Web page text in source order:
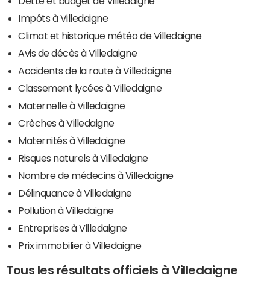
Impôts à Villedaigne
Climat et historique météo de Villedaigne
Avis de décès à Villedaigne
Accidents de la route à Villedaigne
Classement lycées à Villedaigne
Maternelle à Villedaigne
Crèches à Villedaigne
Maternités à Villedaigne
Risques naturels à Villedaigne
Nombre de médecins à Villedaigne
Délinquance à Villedaigne
Pollution à Villedaigne
Entreprises à Villedaigne
Prix immobilier à Villedaigne
Tous les résultats officiels à Villedaigne